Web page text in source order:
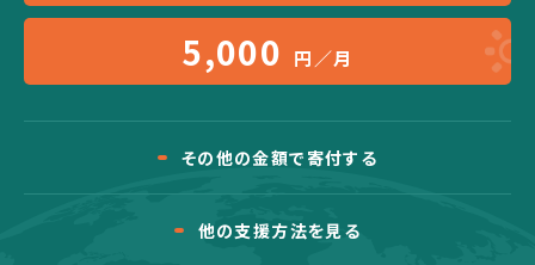
5,000 円／月
その他の金額で寄付する
他の支援方法を見る